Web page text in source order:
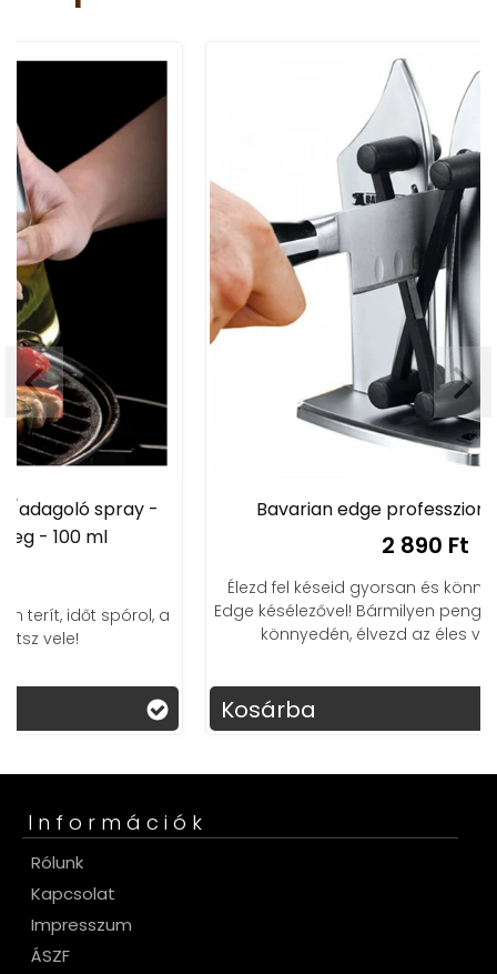
Bavarian edge professzionális késélező
Élezd fel késeid gyorsan és könnyedén a Bavarian
Edge késélezővel! Bármilyen pengehez tökéletes. Főzz
könnyedén, élvezd az éles vágás örömét!
Információk
Rólunk
Kapcsolat
Impresszum
ÁSZF